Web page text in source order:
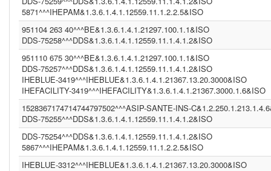
DDS (1.3.6.1.4.1.12559.11.1.4.1.2)
CGOT (1.2.40.0.10.1.6.1.1.1.001.1.1.3.1)
CGEU (1.3.6.1.4.1.21367.2011.2.5.5597)
COR (1.3.6.1.4.1.21367.13.20.242)
IPK2 (1.3.6.1.4.1.21367.2005.13.20.2000)
1.3.6.1.4.1.21367.2011.2.5.5394 (1.3.6.1.4.1.21367.2011.2.5.5659)
COROLAR (1.3.6.1.4.1.21367.13.20.242)
(2.16.840.1.113883.13.230)
DDS (1.3.6.1.4.1.12559.11.1.4.1.2)
DDS (1.3.6.1.4.1.12559.11.1.4.2.4)
IHEBLUE2 (1.3.6.1.4.1.21367.13.20.3001)
SER (1.3.6.1.4.1.21367.2011.2.5.5563)
INFNITTG (1.3.6.1.4.1.21367.2005.13.20.3000)
(1.3.6.1.4.1.21367.2011.2.5.5523)
(1.3.6.1.4.1.21367.13.20.1000)
5871^^^IHEPAM&1.3.6.1.4.1.12559.11.1.2.2.5&ISO
951104 263 40^^^BE&1.3.6.1.4.1.21297.100.1.1&ISO
DDS-75258^^^DDS&1.3.6.1.4.1.12559.11.1.4.1.2&ISO
951110 675 30^^^BE&1.3.6.1.4.1.21297.100.1.1&ISO
DDS-75257^^^DDS&1.3.6.1.4.1.12559.11.1.4.1.2&ISO
IHEBLUE-3419^^^IHEBLUE&1.3.6.1.4.1.21367.13.20.3000&ISO
IHEFACILITY-3419^^^IHEFACILITY&1.3.6.1.4.1.21367.3000.1.6&ISO
1528367174714744797502^^^ASIP-SANTE-INS-
DDS-75255^^^DDS&1.3.6.1.4.1.12559.11.1.4.1.2&ISO
DDS-75254^^^DDS&1.3.6.1.4.1.12559.11.1.4.1.2&ISO
5867^^^IHEPAM&1.3.6.1.4.1.12559.11.1.2.2.5&ISO
IHEBLUE-3312^^^IHEBLUE&1.3.6.1.4.1.21367.13.20.3000&ISO